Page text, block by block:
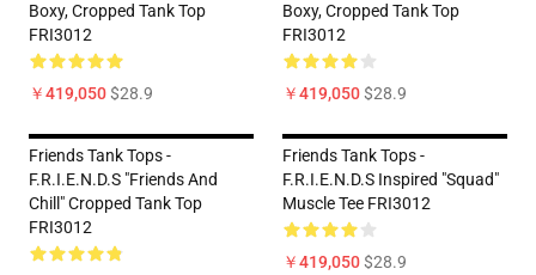
Boxy, Cropped Tank Top
FRI3012
￥419,050$28.9
Boxy, Cropped Tank Top
FRI3012
￥419,050$28.9
Friends Tank Tops -
F.R.I.E.N.D.S "Friends And
Chill" Cropped Tank Top
FRI3012
Friends Tank Tops -
F.R.I.E.N.D.S Inspired "Squad"
Muscle Tee FRI3012
￥419,050$28.9